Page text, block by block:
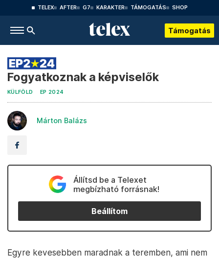
TELEX AFTER G7 KARAKTER TÁMOGATÁS SHOP
Támogatás
Fogyatkoznak a képviselők
KÜLFÖLD EP 2024
Márton Balázs
Állítsd be a Telexet
megbízható forrásnak!
Beállítom
Egyre kevesebben maradnak a teremben, ami nem